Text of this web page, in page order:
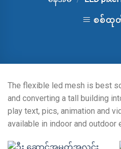
စစ်ထု
The flexible led mesh is best
and converting a tall building
play text, pics, animation and
available in indoor and outdoor